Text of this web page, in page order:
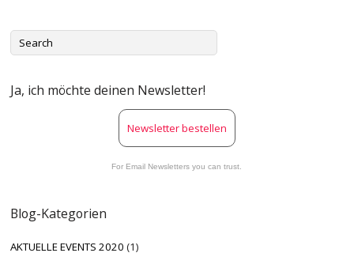
Ja, ich möchte deinen Newsletter!
Newsletter bestellen
For Email Newsletters you can trust.
Blog-Kategorien
AKTUELLE EVENTS 2020 (1)